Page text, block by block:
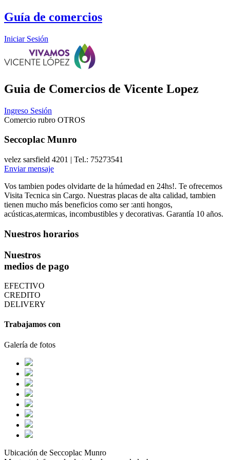
Guía de comercios
Iniciar Sesión
Guia de Comercios de Vicente Lopez
Ingreso Sesión
Comercio rubro OTROS
Seccoplac Munro
velez sarsfield 4201 | Tel.: 75273541
Enviar mensaje
Vos tambien podes olvidarte de la húmedad en 24hs!. Te ofrecemos
Visita Tecnica sin Cargo. Nuestras placas de alta calidad, tambien
tienen mucho más beneficios como ser :anti hongos,
acústicas,atermicas, incombustibles y decorativas. Garantía 10 años.
Nuestros horarios
Nuestros
medios de pago
EFECTIVO
CREDITO
DELIVERY
Trabajamos con
Galería de fotos
Ubicación de Seccoplac Munro